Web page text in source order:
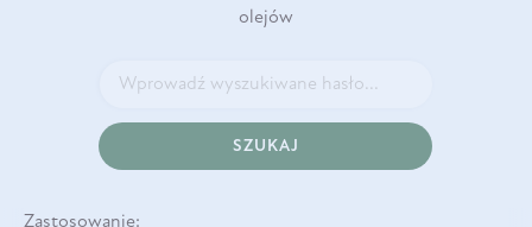
olejów
SZUKAJ
Zastosowanie: